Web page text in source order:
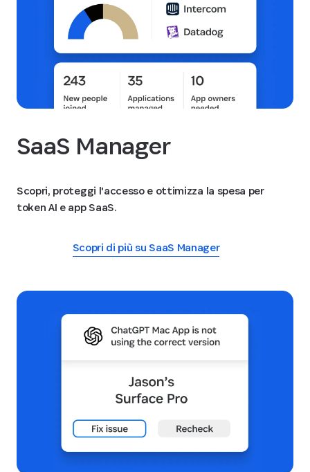
SaaS Manager
Scopri, proteggi l'accesso e ottimizza la spesa per
token AI e app SaaS.
Scopri di più su SaaS Manager